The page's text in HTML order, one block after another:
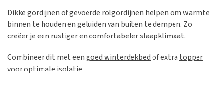
Dikke gordijnen of gevoerde rolgordijnen helpen om warmte
binnen te houden en geluiden van buiten te dempen. Zo
creëer je een rustiger en comfortabeler slaapklimaat.
Combineer dit met eengoed winterdekbedof extra topper
voor optimale isolatie.